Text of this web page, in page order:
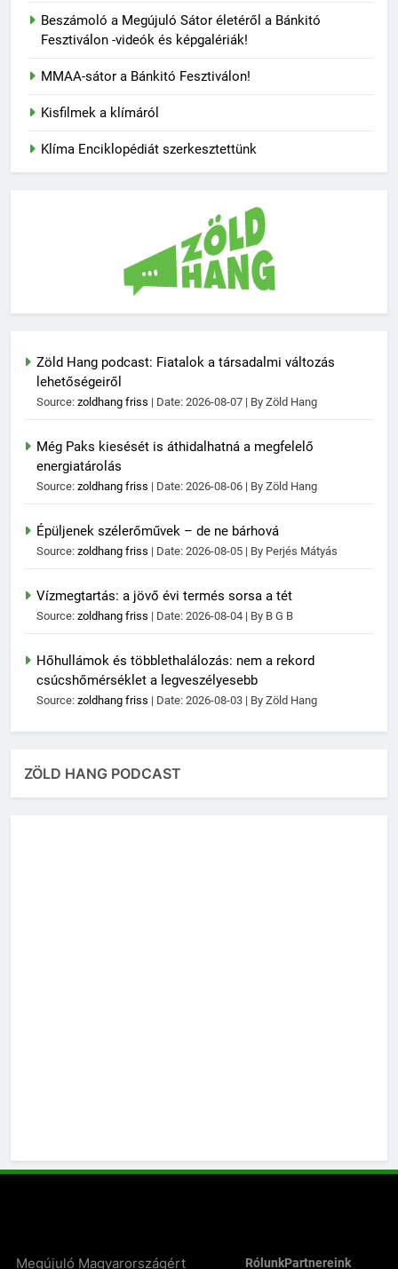
Beszámoló a Megújuló Sátor életéről a Bánkitó
Fesztiválon -videók és képgalériák!
MMAA-sátor a Bánkitó Fesztiválon!
Kisfilmek a klímáról
Klíma Enciklopédiát szerkesztettünk
Zöld Hang podcast: Fiatalok a társadalmi változás
lehetőségeiről
Source: zoldhang friss Date: 2026-08-07 By Zöld Hang
Még Paks kiesését is áthidalhatná a megfelelő
energiatárolás
Source: zoldhang friss Date: 2026-08-06 By Zöld Hang
Épüljenek szélerőművek – de ne bárhová
Source: zoldhang friss Date: 2026-08-05 By Perjés Mátyás
Vízmegtartás: a jövő évi termés sorsa a tét
Source: zoldhang friss Date: 2026-08-04 By B G B
Hőhullámok és többlethalálozás: nem a rekord
csúcshőmérséklet a legveszélyesebb
Source: zoldhang friss Date: 2026-08-03 By Zöld Hang
ZÖLD HANG PODCAST
Megújuló Magyarországért RólunkPartnereink